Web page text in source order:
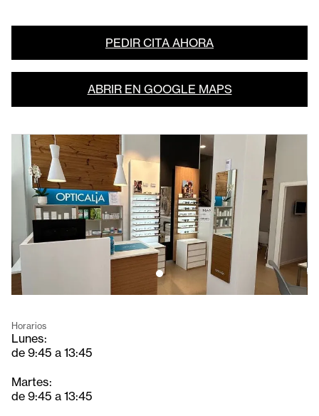
PEDIR CITA AHORA
ABRIR EN GOOGLE MAPS
Horarios
Lunes:
de 9:45 a 13:45
Martes:
de 9:45 a 13:45